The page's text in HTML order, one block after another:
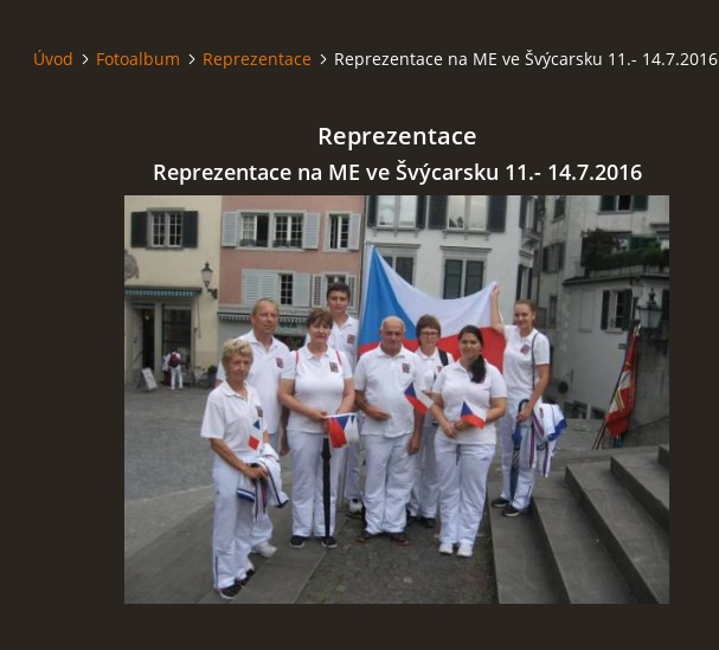
Úvod Fotoalbum Reprezentace Reprezentace na ME ve Švýcarsku 11.- 14.7.2016
Reprezentace
Reprezentace na ME ve Švýcarsku 11.- 14.7.2016